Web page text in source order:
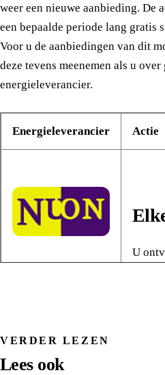
weer een nieuwe aanbieding. De
een bepaalde periode lang gratis
Voor u de aanbiedingen van dit
deze tevens meenemen als u
energieleverancier.
Energieleverancier Actie
U
VERDER LEZEN
Lees ook